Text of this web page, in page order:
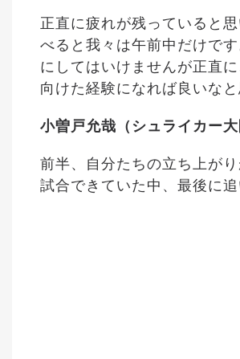
正直に疲れが残っていると
べると我々は午前中だけで
にしてはいけませんが正直
向けた経験になれば良いなと
小曽戸允哉（シュライカー大
前半、自分たちの立ち上が
試合できていた中、最後に